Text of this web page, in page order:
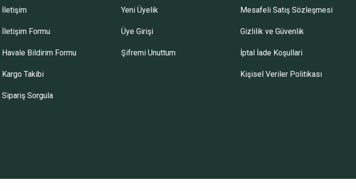
Gönder
İletişim
İletişim Formu
Havale Bildirim Formu
Kargo Takibi
Sipariş Sorgula
Yeni Üyelik
Üye Girişi
Şifremi Unuttum
Mesafeli Satış Sözleşmesi
Gizlilik ve Güvenlik
İptal İade Koşullari
Kişisel Veriler Politikası